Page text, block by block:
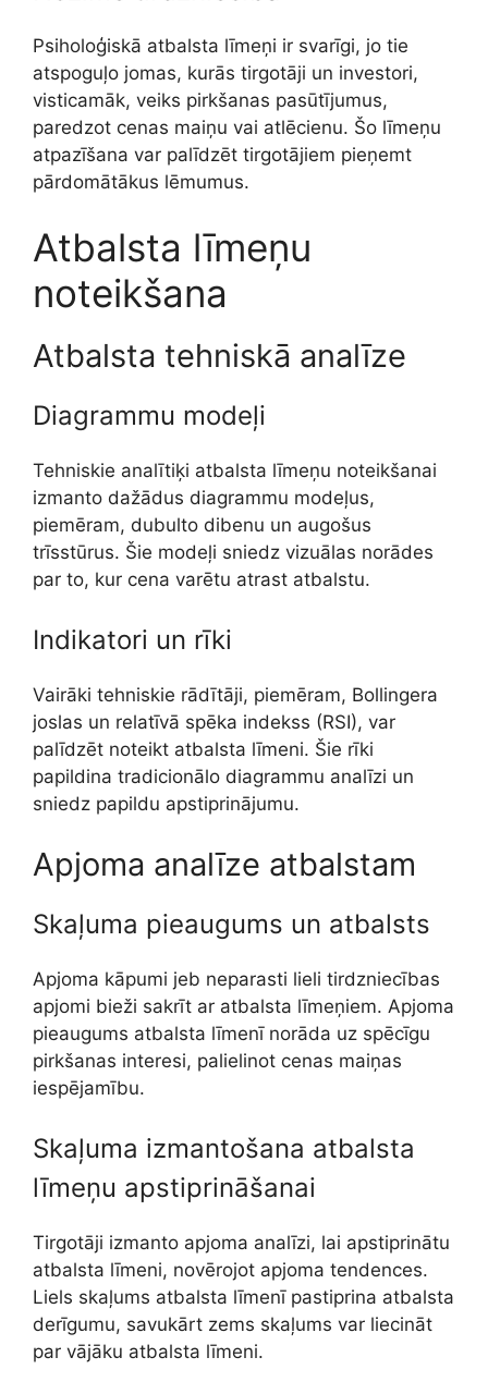
Psiholoģiskā atbalsta līmeņi ir svarīgi, jo tie
atspoguļo jomas, kurās tirgotāji un investori,
visticamāk, veiks pirkšanas pasūtījumus,
paredzot cenas maiņu vai atlēcienu. Šo līmeņu
atpazīšana var palīdzēt tirgotājiem pieņemt
pārdomātākus lēmumus.
Atbalsta līmeņu
noteikšana
Atbalsta tehniskā analīze
Diagrammu modeļi
Tehniskie analītiķi atbalsta līmeņu noteikšanai
izmanto dažādus diagrammu modeļus,
piemēram, dubulto dibenu un augošus
trīsstūrus. Šie modeļi sniedz vizuālas norādes
par to, kur cena varētu atrast atbalstu.
Indikatori un rīki
Vairāki tehniskie rādītāji, piemēram, Bollingera
joslas un relatīvā spēka indekss (RSI), var
palīdzēt noteikt atbalsta līmeni. Šie rīki
papildina tradicionālo diagrammu analīzi un
sniedz papildu apstiprinājumu.
Apjoma analīze atbalstam
Skaļuma pieaugums un atbalsts
Apjoma kāpumi jeb neparasti lieli tirdzniecības
apjomi bieži sakrīt ar atbalsta līmeņiem. Apjoma
pieaugums atbalsta līmenī norāda uz spēcīgu
pirkšanas interesi, palielinot cenas maiņas
iespējamību.
Skaļuma izmantošana atbalsta
līmeņu apstiprināšanai
Tirgotāji izmanto apjoma analīzi, lai apstiprinātu
atbalsta līmeni, novērojot apjoma tendences.
Liels skaļums atbalsta līmenī pastiprina atbalsta
derīgumu, savukārt zems skaļums var liecināt
par vājāku atbalsta līmeni.